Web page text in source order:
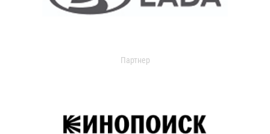
Партнер